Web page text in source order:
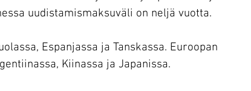
uudistamismaksuväli on neljä vuotta.
Espanjassa ja Tanskassa. Euroopan
Kiinassa ja Japanissa.